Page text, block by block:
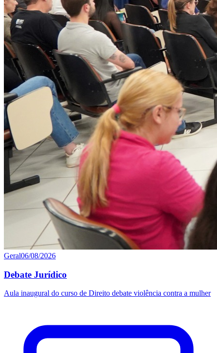
Geral06/08/2026
Debate Jurídico
Aula inaugural do curso de Direito debate violência contra a mulher